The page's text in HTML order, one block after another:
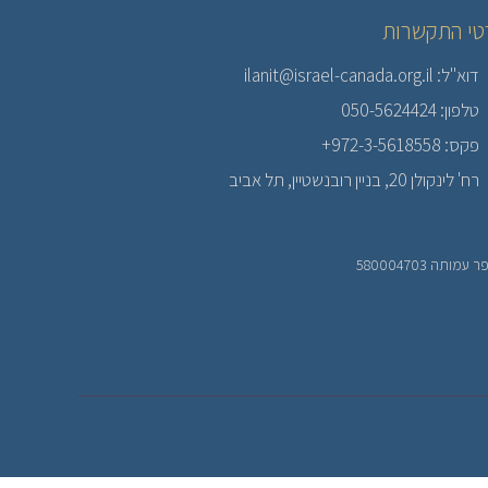
התקשרות
דוא"ל: ilanit@israel-canada.org.il
טלפון: 050-5624424
פקס: 972-3-5618558+
רח' לינקולן 20, בניין רובנשטיין, תל אביב
580004703